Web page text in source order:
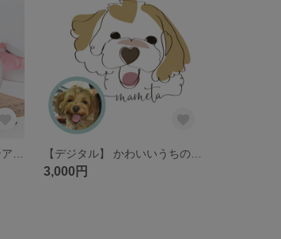
【デジタル】 かわいいうちの子 ラインアート ポートレート
3,000円